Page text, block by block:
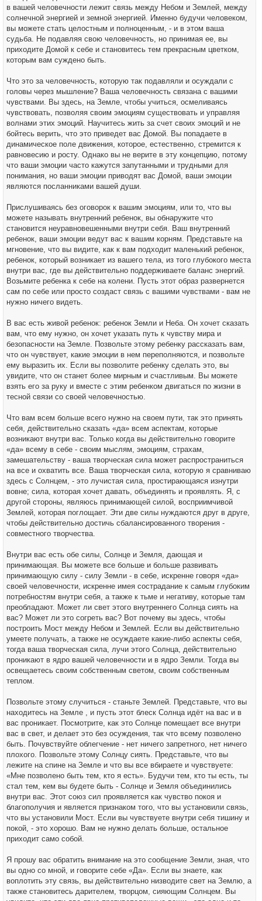
в вашей человечности лежит связь между Небом и Землей, между
солнечной энергией и земной энергией. Именно будучи человеком,
вы можете стать целостным и полноценным, - и в этом ваша
судьба. Не подавляя свою человечность, но принимая ее, вы
приходите Домой к себе и становитесь тем прекрасным цветком,
которым вам суждено быть.
Что это за человечность, которую так подавляли и осуждали с
головы через мышление? Ваша человечность связана с вашими
чувствами. Вы здесь, на Земле, чтобы учиться, осмеливаясь
чувствовать, позволяя своим эмоциям существовать и управляя
волнами этих эмоций. Научитесь жить за счет своих эмоций и не
бойтесь верить, что это приведет вас Домой. Вы попадаете в
динамическое поле движения, которое, естественно, стремится к
равновесию и росту. Однако вы не верите в эту концепцию, потому
что ваши эмоции часто кажутся запутанными и трудными для
понимания, но ваши эмоции приводят вас Домой, ваши эмоции
являются посланниками вашей души.
Прислушиваясь без оговорок к вашим эмоциям, или то, что вы
можете называть внутренний ребенок, вы обнаружите что
становится неуравновешенными внутри себя. Ваш внутренний
ребенок, ваши эмоции ведут вас к вашим корням. Представьте на
мгновение, что вы видите, как к вам подходит маленький ребенок,
ребенок, который возникает из вашего тела, из того глубокого места
внутри вас, где вы действительно поддерживаете баланс энергий.
Возьмите ребенка к себе на колени. Пусть этот образ развернется
сам по себе или просто создаст связь с вашими чувствами - вам не
нужно ничего видеть.
В вас есть живой ребенок: ребенок Земли и Неба. Он хочет сказать
вам, что ему нужно, он хочет указать путь к чувству мира и
безопасности на Земле. Позвольте этому ребенку рассказать вам,
что он чувствует, какие эмоции в нем переполняются, и позвольте
ему выразить их. Если вы позволите ребенку сделать это, вы
увидите, что он станет более мирным и счастливым. Вы можете
взять его за руку и вместе с этим ребенком двигаться по жизни в
тесной связи со своей человечностью.
Что вам всем больше всего нужно на своем пути, так это принять
себя, действительно сказать «да» всем аспектам, которые
возникают внутри вас. Только когда вы действительно говорите
«да» всему в себе - своим мыслям, эмоциям, страхам,
замешательству - ваша творческая сила может распространиться
на все и охватить все. Ваша творческая сила, которую я сравниваю
здесь с Солнцем, - это лучистая сила, простирающаяся изнутри
вовне; сила, которая хочет давать, объединять и проявлять. Я, с
другой стороны, являюсь принимающей силой, восприимчивой
Землей, которая поглощает. Эти две силы нуждаются друг в друге,
чтобы действительно достичь сбалансированного творения -
совместного творчества.
Внутри вас есть обе силы, Солнце и Земля, дающая и
принимающая. Вы можете все больше и больше развивать
принимающую силу - силу Земли - в себе, искренне говоря «да»
своей человечности, искренне имея сострадание к самым глубоким
потребностям внутри себя, а также к тьме и негативу, которые там
преобладают. Может ли свет этого внутреннего Солнца сиять на
вас? Может ли это согреть вас? Вот почему вы здесь, чтобы
построить Мост между Небом и Землей. Если вы действительно
умеете получать, а также не осуждаете какие-либо аспекты себя,
тогда ваша творческая сила, лучи этого Солнца, действительно
проникают в ядро вашей человечности и в ядро Земли. Тогда вы
освещаетесь своим собственным светом, своим собственным
теплом.
Позвольте этому случиться - станьте Землей. Представьте, что вы
находитесь на Земле , и пусть этот блеск Солнца идёт на вас и в
вас проникает. Посмотрите, как это Солнце помещает все внутри
вас в свет, и делает это без осуждения, так что всему позволено
быть. Почувствуйте облегчение - нет ничего запретного, нет ничего
плохого. Позвольте этому Солнцу сиять. Представьте, что вы
лежите на спине на Земле и что вы все вбираете и чувствуете:
«Мне позволено быть тем, кто я есть». Будучи тем, кто ты есть, ты
стал тем, кем вы будете быть - Солнце и Земля объединились
внутри вас. Этот союз сил проявляется как чувство покоя и
благополучия и является признаком того, что вы установили связь,
что вы установили Мост. Если вы чувствуете внутри себя тишину и
покой, - это хорошо. Вам не нужно делать больше, остальное
приходит само собой.
Я прошу вас обратить внимание на это сообщение Земли, зная, что
вы одно со мной, и говорите себе «Да». Если вы знаете, как
воплотить эту связь, вы действительно низводите свет на Землю, а
также становитесь дарителем, творцом, сияющим Солнцем. Вы